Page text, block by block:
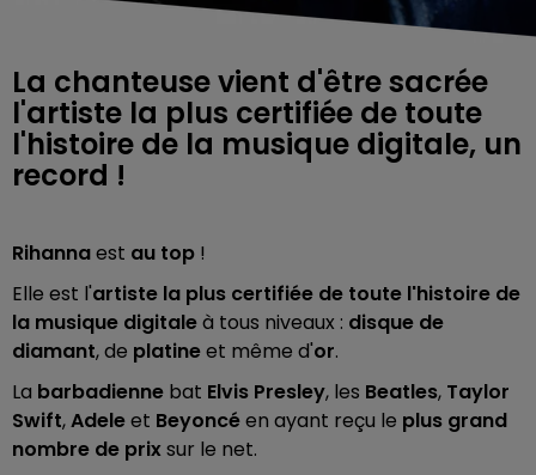
La chanteuse vient d'être sacrée
l'artiste la plus certifiée de toute
l'histoire de la musique digitale, un
record !
Rihannaest au top !
Elle est l'artiste la plus certifiée de toute l'histoire de
la musique digitaleà tous niveaux : disque de
diamant, de platineet même d'or.
La barbadienne bat Elvis Presley, les Beatles, Taylor
Swift,Adeleet Beyoncéen ayant reçu le plus grand
nombre de prixsur le net.